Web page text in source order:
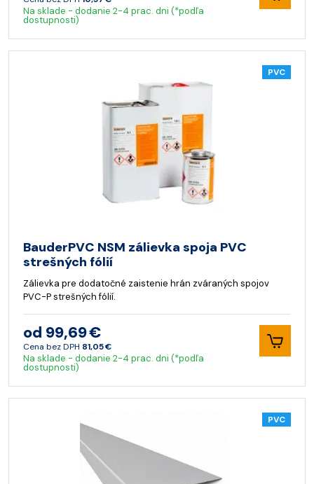
Na sklade - dodanie 2-4 prac. dni (*podľa
dostupnosti)
PVC
BauderPVC NSM zálievka spoja PVC
strešných fólií
Zálievka pre dodatočné zaistenie hrán zváraných spojov
PVC-P strešných fólií.
od 99,69 €
Cena bez DPH 81,05 €
Na sklade - dodanie 2-4 prac. dni (*podľa
dostupnosti)
PVC